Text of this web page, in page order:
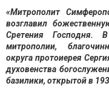
«Митрополит
возглавил
Сретения Господня.
митрополии,
округа протоиерея
духовенства
базилики, открытой в